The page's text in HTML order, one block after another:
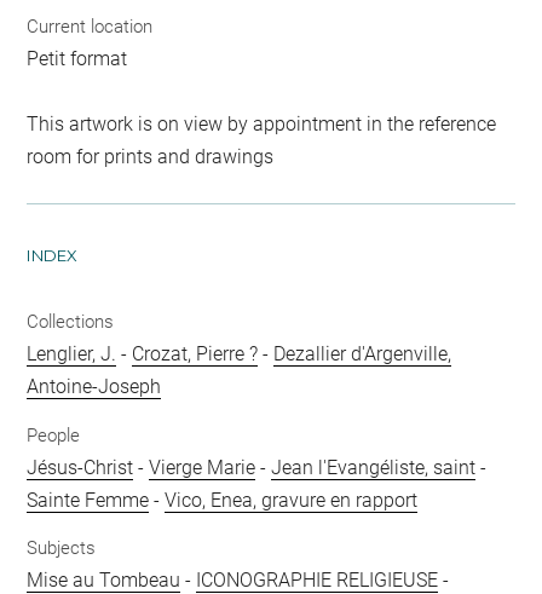
Current location
Petit format
This artwork is on view by appointment in the reference
room for prints and drawings
INDEX
Collections
Lenglier, J. - Crozat, Pierre ? - Dezallier d'Argenville,
Antoine-Joseph
People
Jésus-Christ -Vierge Marie -Jean l'Evangéliste, saint -
Sainte Femme -Vico, Enea, gravure en rapport
Subjects
Mise au Tombeau - ICONOGRAPHIE RELIGIEUSE -